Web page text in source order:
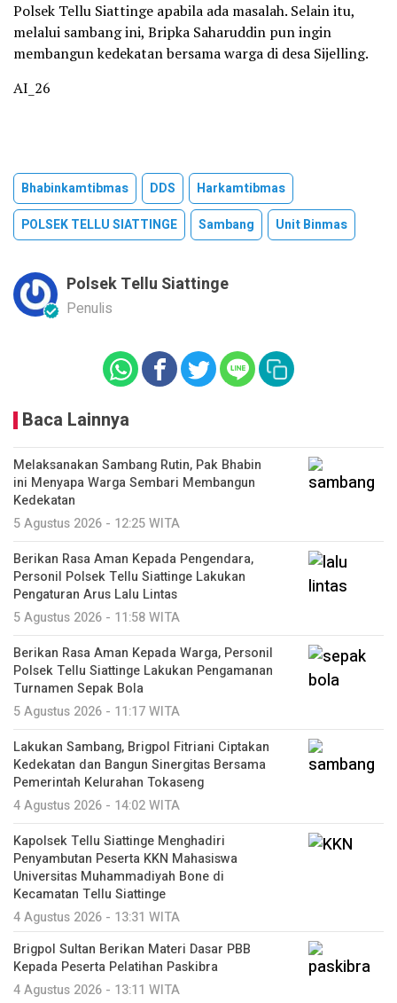
Polsek Tellu Siattinge apabila ada masalah. Selain itu,
melalui sambang ini, Bripka Saharuddin pun ingin
membangun kedekatan bersama warga di desa Sijelling.
AI_26
Bhabinkamtibmas DDS
Harkamtibmas
POLSEK TELLU SIATTINGE
Sambang Unit Binmas
Polsek Tellu Siattinge
Penulis
Baca Lainnya
Melaksanakan Sambang Rutin, Pak Bhabin
ini Menyapa Warga Sembari Membangun
Kedekatan
5 Agustus 2026 - 12:25 WITA
Berikan Rasa Aman Kepada Pengendara,
Personil Polsek Tellu Siattinge Lakukan
Pengaturan Arus Lalu Lintas
5 Agustus 2026 - 11:58 WITA
Berikan Rasa Aman Kepada Warga, Personil
Polsek Tellu Siattinge Lakukan Pengamanan
Turnamen Sepak Bola
5 Agustus 2026 - 11:17 WITA
Lakukan Sambang, Brigpol Fitriani Ciptakan
Kedekatan dan Bangun Sinergitas Bersama
Pemerintah Kelurahan Tokaseng
4 Agustus 2026 - 14:02 WITA
Kapolsek Tellu Siattinge Menghadiri
Penyambutan Peserta KKN Mahasiswa
Universitas Muhammadiyah Bone di
Kecamatan Tellu Siattinge
4 Agustus 2026 - 13:31 WITA
Brigpol Sultan Berikan Materi Dasar PBB
Kepada Peserta Pelatihan Paskibra
4 Agustus 2026 - 13:11 WITA